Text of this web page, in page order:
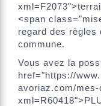
<span
regard des règles
commune.
Vous avez la
href="https://
avoriaz.com/